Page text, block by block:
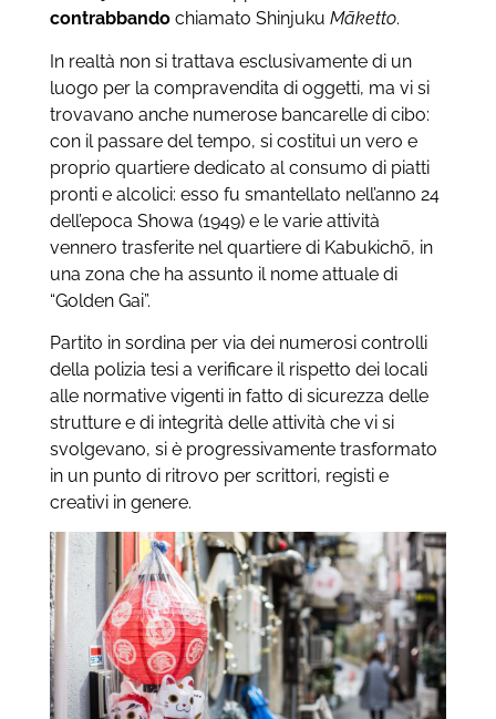
contrabbandochiamato Shinjuku Māketto.
In realtà non si trattava esclusivamente di un
luogo per la compravendita di oggetti, ma vi si
trovavano anche numerose bancarelle di cibo:
con il passare del tempo, si costituì un vero e
proprio quartiere dedicato al consumo di piatti
pronti e alcolici: esso fu smantellato nell’anno 24
dell’epoca Showa (1949) e le varie attività
vennero trasferite nel quartiere di Kabukichō, in
una zona che ha assunto il nome attuale di
“Golden Gai”.
Partito in sordina per via dei numerosi controlli
della polizia tesi a verificare il rispetto dei locali
alle normative vigenti in fatto di sicurezza delle
strutture e di integrità delle attività che vi si
svolgevano, si è progressivamente trasformato
in un punto di ritrovo per scrittori, registi e
creativi in genere.